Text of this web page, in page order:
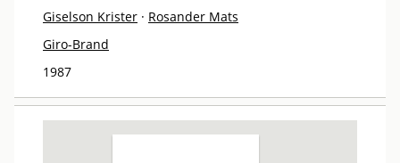
Giselson Krister · Rosander Mats
Giro-Brand
1987